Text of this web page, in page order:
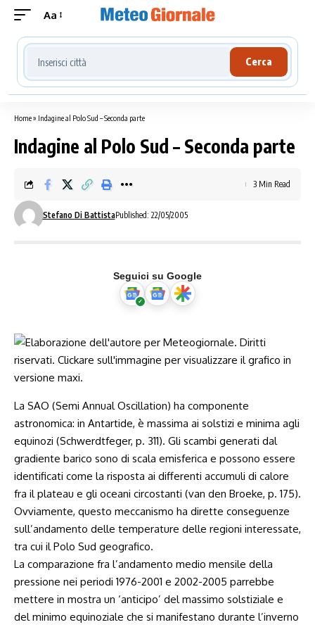
Aa
Cerca località meteo
Cerca
Home» Indagine al Polo Sud – Seconda parte
Indagine al Polo Sud – Seconda parte
Stefano Di BattistaPublished: 22/05/2005
3 Min Read
Seguici su Google
La SAO (Semi Annual Oscillation) ha componente
astronomica: in Antartide, è massima ai solstizi e minima agli
equinozi (Schwerdtfeger, p. 311). Gli scambi generati dal
gradiente barico sono di scala emisferica e possono essere
identificati come la risposta ai differenti accumuli di calore
fra il plateau e gli oceani circostanti (van den Broeke, p. 175).
Ovviamente, questo meccanismo ha dirette conseguenze
sull’andamento delle temperature delle regioni interessate,
tra cui il Polo Sud geografico.
La comparazione fra l’andamento medio mensile della
pressione nei periodi 1976-2001 e 2002-2005 parrebbe
mettere in mostra un ‘anticipo’ del massimo solstiziale e
del minimo equinoziale che si manifestano durante l’inverno